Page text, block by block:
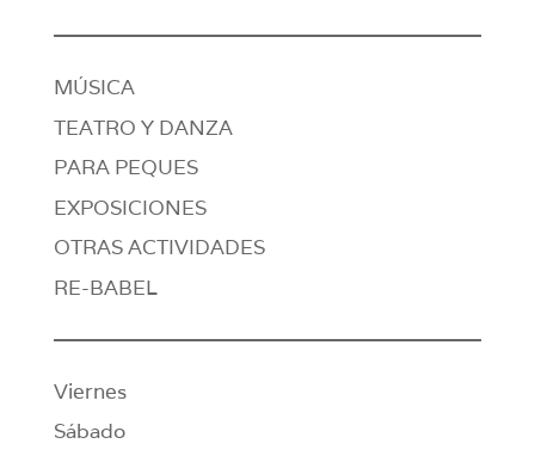
MÚSICA
TEATRO Y DANZA
PARA PEQUES
EXPOSICIONES
OTRAS ACTIVIDADES
RE-BABEL
Viernes
Sábado